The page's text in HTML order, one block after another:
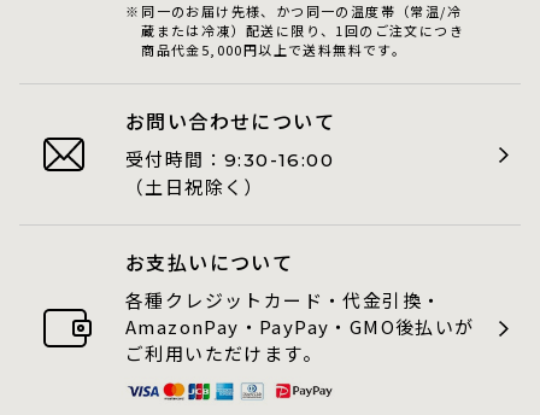
同一のお届け先様、かつ同一の温度帯（常温/冷
蔵または冷凍）配送に限り、1回のご注文につき
商品代金5,000円以上で送料無料です。
お問い合わせについて
受付時間： 9:30-16:00
（土日祝除く）
お支払いについて
各種クレジットカード・代金引換・
AmazonPay・PayPay・GMO後払いが
ご利用いただけます。